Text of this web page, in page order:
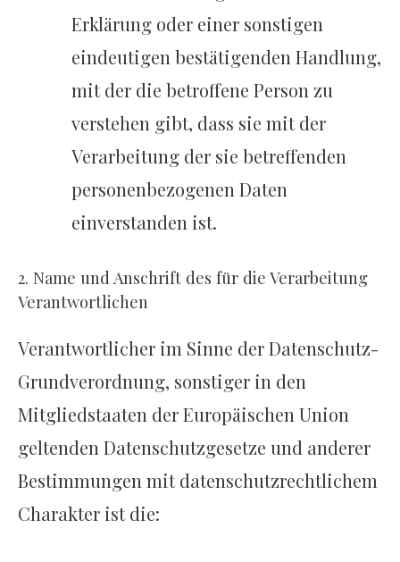
Erklärung oder einer sonstigen
eindeutigen bestätigenden Handlung,
mit der die betroffene Person zu
verstehen gibt, dass sie mit der
Verarbeitung der sie betreffenden
personenbezogenen Daten
einverstanden ist.
2. Name und Anschrift des für die Verarbeitung
Verantwortlichen
Verantwortlicher im Sinne der Datenschutz-
Grundverordnung, sonstiger in den
Mitgliedstaaten der Europäischen Union
geltenden Datenschutzgesetze und anderer
Bestimmungen mit datenschutzrechtlichem
Charakter ist die: